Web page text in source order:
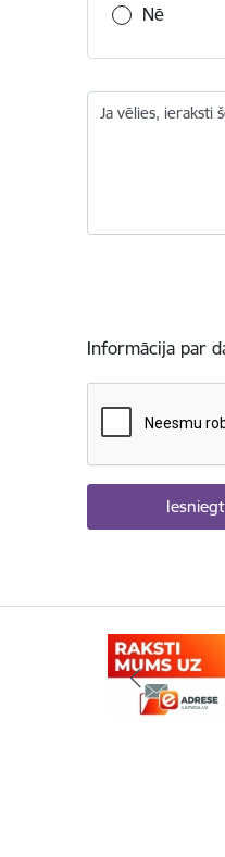
Nē
Ja vēlies, ieraksti
Informācija par